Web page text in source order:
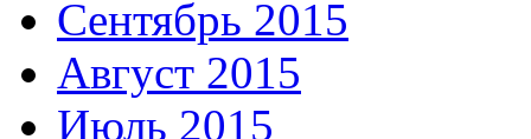
Сентябрь 2015
Август 2015
Июль 2015